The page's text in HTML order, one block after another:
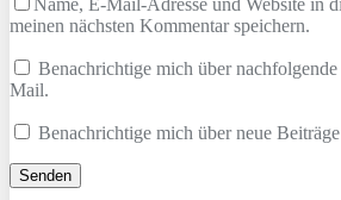
Name, E-Mail-Adresse und Website in
meinen nächsten Kommentar speichern.
Benachrichtige mich über
Mail.
Benachrichtige mich über neue